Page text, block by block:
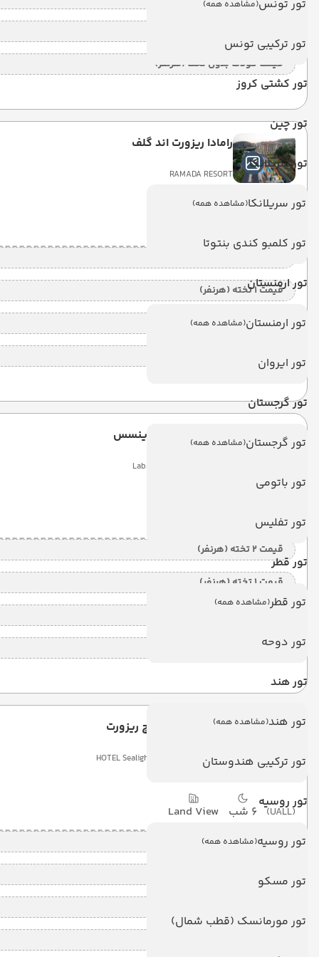
تور تونس(مشاهده همه)
تور ترکیبی تونس
تور کشتی کروز
تور چین
تور سریلانکا
تور سریلانکا(مشاهده همه)
تور کلمبو کندی بنتوتا
تور ارمنستان
تور ارمنستان(مشاهده همه)
تور ایروان
تور گرجستان
تور گرجستان(مشاهده همه)
تور باتومی
تور تفلیس
تور قطر
تور قطر(مشاهده همه)
تور دوحه
تور هند
تور هند(مشاهده همه)
تور ترکیبی هندوستان
تور روسیه
تور روسیه(مشاهده همه)
تور مسکو
تور مورمانسک (قطب شمال)
قیمت کودک بدون تخت (هرنفر)
رامادا ریزورت اند گلف
RAMADA RESORT
قیمت 1 تخته (هرنفر)
قیمت کودک با تخت (هر نفر)
قیمت کودک بدون تخت (هرنفر)
لابراندا افسوس پرینسس
Labranda Ephesus Princess
(ALL) 6 شب
قیمت 2 تخته (هرنفر)
قیمت 1 تخته (هرنفر)
قیمت کودک بدون تخت (هرنفر)
اتیوم سی لایت بیچ ریزورت
HOTEL Sealight Resort Hotel kusadasi
(UALL) 6 شب Land View
قیمت 2 تخته (هرنفر)
قیمت 1 تخته (هرنفر)